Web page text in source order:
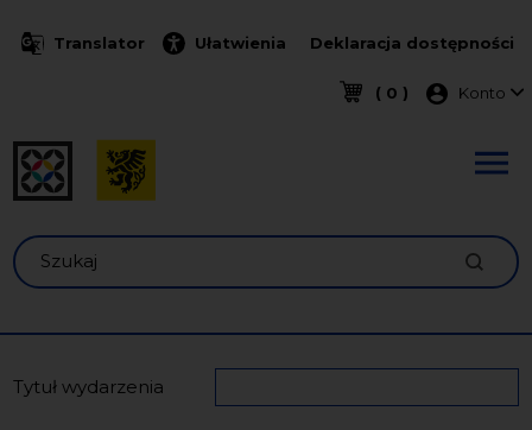
Translator Ułatwienia Deklaracja dostępności
( 0 ) Menu
Konto
Szukaj
Tytuł wydarzenia